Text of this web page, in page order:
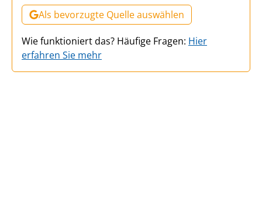
Als bevorzugte Quelle auswählen
Wie funktioniert das? Häufige Fragen: Hier
erfahren Sie mehr